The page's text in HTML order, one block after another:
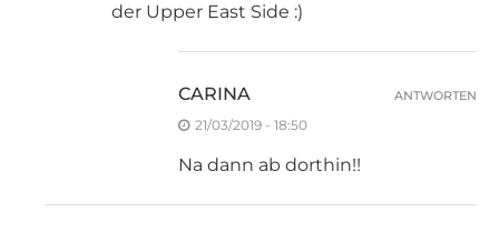
der Upper East Side :)
CARINA
21/03/2019 - 18:50
Na dann ab dorthin!!
ANTWORTEN